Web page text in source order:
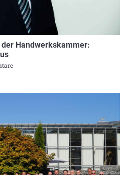
Handwerkskammer: